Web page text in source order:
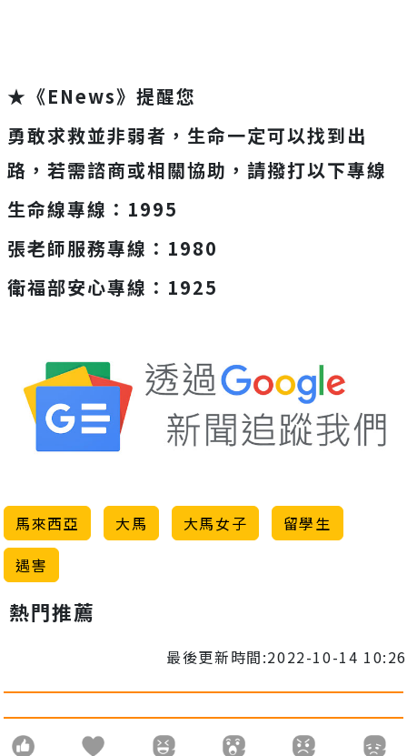
★《ENews》提醒您
勇敢求救並非弱者，生命一定可以找到出
路，若需諮商或相關協助，請撥打以下專線
生命線專線：1995
張老師服務專線：1980
衛福部安心專線：1925
馬來西亞 大馬 大馬女子
留學生
遇害
熱門推薦
最後更新時間:2022-10-14 10:26